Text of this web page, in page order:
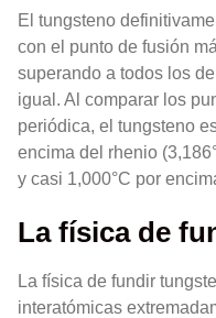
El tungsteno
con el punto de fusión
superando a todos los
igual. Al comparar los
periódica, el tungsteno
encima del rhenio
y casi 1,000°C por
La física de
La física de fundir
interatómicas